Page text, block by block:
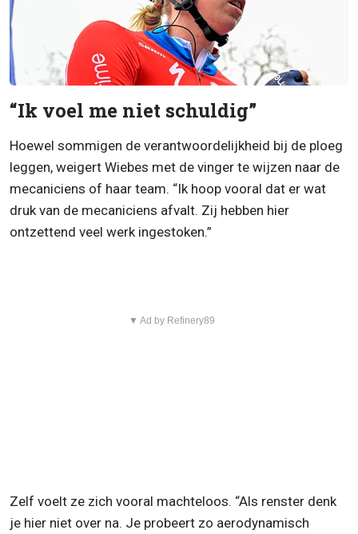
“Ik voel me niet schuldig”
Hoewel sommigen de verantwoordelijkheid bij de ploeg
leggen, weigert Wiebes met de vinger te wijzen naar de
mecaniciens of haar team. “Ik hoop vooral dat er wat
druk van de mecaniciens afvalt. Zij hebben hier
ontzettend veel werk ingestoken.”
▼ Ad by Refinery89
Zelf voelt ze zich vooral machteloos. “Als renster denk
je hier niet over na. Je probeert zo aerodynamisch